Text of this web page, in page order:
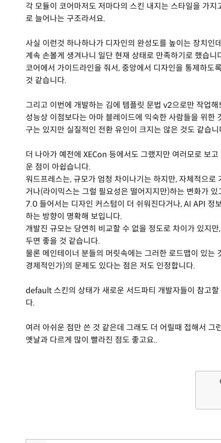
각 모듈이 코어마저도 저마다의 스킨 내지는 스타일을 가
로 늘어나는 구조라서요.
사실 이런것 하나하나가 디자인의 완성도를 높이는 장치인
계속 손볼게 생겨나니 일단 현재 상태로 만족하기로 했습니
코어에서 가이드라인을 줘서, 중앙에서 디자인을 통제하
것 같습니다.
그리고 이번에 개발하는 김에 템플릿 문법 v2으로만 작업
성능상 이점보다는 아마 블레이드에 익숙한 사람들을 위
구는 있지만 실질적인 전환 유인이 크지는 않은 것도 같습니
더 나아가 예전에 XECon 등에서도 그랬지만 여러모로 보
운 점이 아쉽습니다.
워드프레스는, 규모가 엄청 차이나기는 하지만, 자체적으
거나(라이믹스는 그럴 필요성은 떨어지지만)하는 변화가 있
7.0 들어서는 디자인 커스텀이 더 쉬워진다거나, AI API 정
하는 방향이 명확해 보입니다.
개발진 규모는 당연히 비교할 수 없을 정도로 차이가 있지
두면 좋을 것 같습니다.
물론 메인테이너 분들의 머릿속에는 그러한 로드맵이 있
경제적인가)의 문제도 있다는 점은 저도 인정합니다.
default 스킨의 상태가 새로운 서드파티 개발자들이 참고
다.
여러 아쉬운 점만 쓴 것 같은데 그래도 더 어릴때 접해서
옛날과 다르게 많이 빨라진 점도 좋고요..